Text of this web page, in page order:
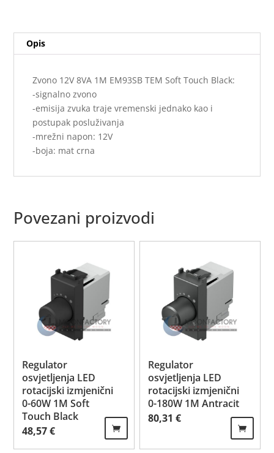
Opis
Zvono 12V 8VA 1M EM93SB TEM Soft Touch Black:
-signalno zvono
-emisija zvuka traje vremenski jednako kao i
postupak posluživanja
-mrežni napon: 12V
-boja: mat crna
Povezani proizvodi
Regulator
osvjetljenja LED
rotacijski izmjenični
0-60W 1M Soft
Touch Black
48,57€
Regulator
osvjetljenja LED
rotacijski izmjenični
0-180W 1M Antracit
80,31€